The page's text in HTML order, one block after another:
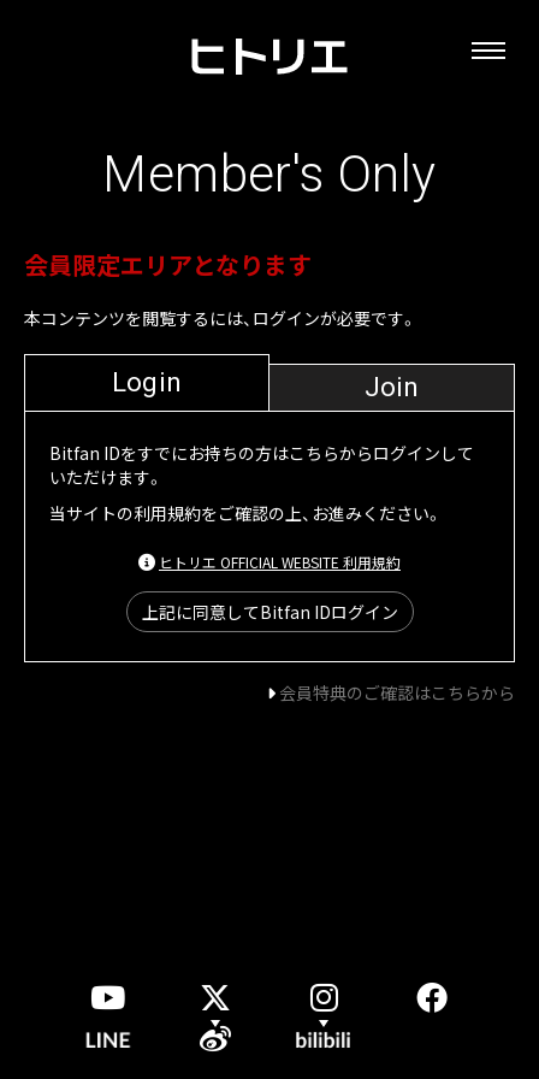
Member's Only
会員限定エリアとなります
本コンテンツを閲覧するには、ログインが必要です。
Login Join
Bitfan IDをすでにお持ちの方はこちらからログインして
いただけます。
当サイトの利用規約をご確認の上、お進みください。
ヒトリエ OFFICIAL WEBSITE 利用規約
上記に同意してBitfan IDログイン
会員特典のご確認はこちらから